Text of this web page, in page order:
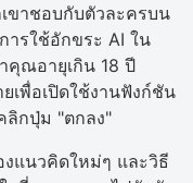
ขาชอบกับตัวละครบน
ารใช้อักขระ AI ใน
คุณอายุเกิน 18 ปี
เพื่อเปิดใช้งานฟังก์ชัน
ลิกปุ่ม "ตกลง"
แนวคิดใหม่ๆ และวิธี